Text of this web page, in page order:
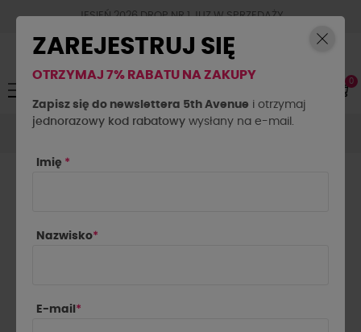
JESIEŃ 2026 DROP NR.1 JUZ W SPRZEDAŻY
Toggle
navigation
☰ 0
Marynarki Marynarki dresowe
Marynarka SLAY
ZAREJESTRUJ SIĘ
OTRZYMAJ 7% RABATU NA ZAKUPY
Zapisz się do newslettera 5th Avenue i otrzymaj
jednorazowy kod rabatowy wysłany na e-mail.
Imię *
Nazwisko*
E-mail *